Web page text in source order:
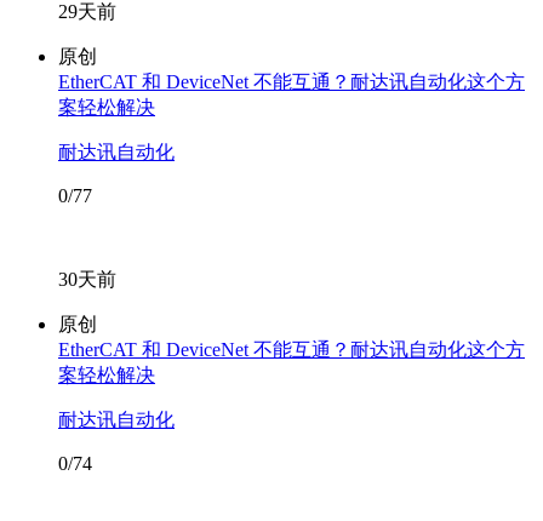
29天前
原创
EtherCAT 和 DeviceNet 不能互通？耐达讯自动化这个方
案轻松解决
耐达讯自动化
0/77
30天前
原创
EtherCAT 和 DeviceNet 不能互通？耐达讯自动化这个方
案轻松解决
耐达讯自动化
0/74